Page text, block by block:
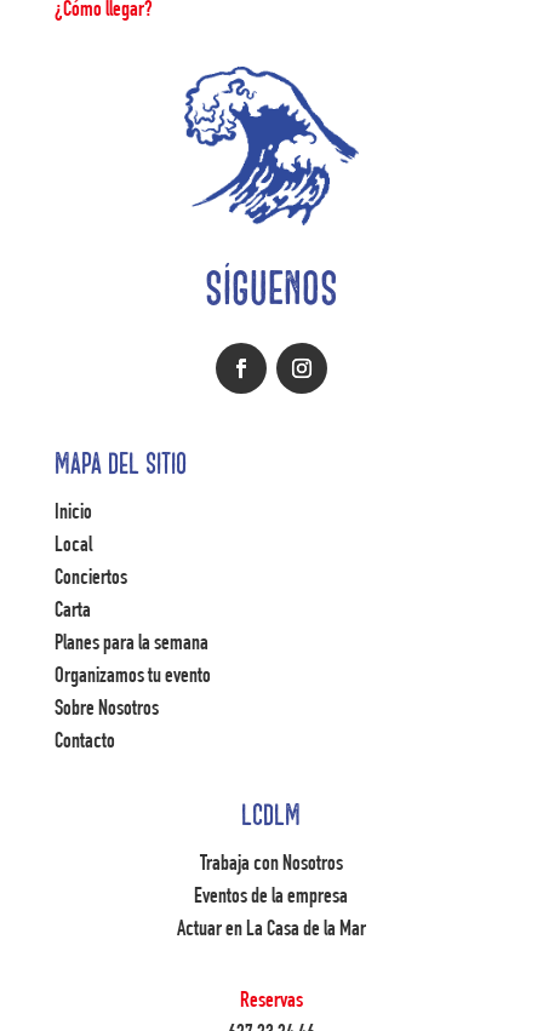
¿Cómo llegar?
SÍGUENOS
Mapa del Sitio
Inicio
Local
Conciertos
Carta
Planes para la semana
Organizamos tu evento
Sobre Nosotros
Contacto
LCDLM
Trabaja con Nosotros
Eventos de la empresa
Actuar en La Casa de la Mar
Reservas